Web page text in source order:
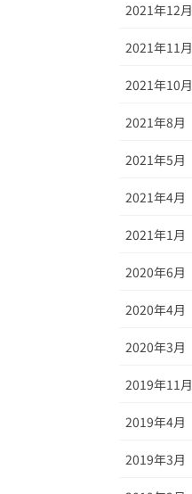
2021年12月
2021年11月
2021年10月
2021年8月
2021年5月
2021年4月
2021年1月
2020年6月
2020年4月
2020年3月
2019年11月
2019年4月
2019年3月